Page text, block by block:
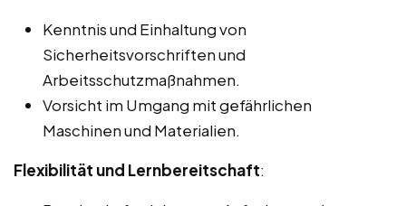
Kenntnis und Einhaltung von
Sicherheitsvorschriften und
Arbeitsschutzmaßnahmen.
Vorsicht im Umgang mit gefährlichen
Maschinen und Materialien.
Flexibilität und Lernbereitschaft: